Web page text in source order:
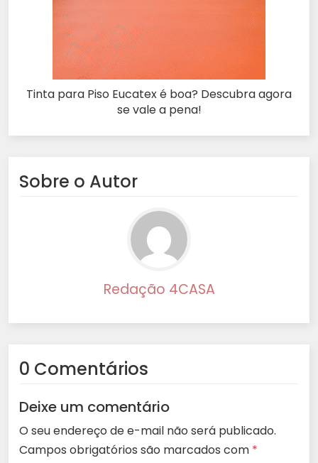
Tinta para Piso Eucatex é boa? Descubra agora
se vale a pena!
Sobre o Autor
Redação 4CASA
0 Comentários
Deixe um comentário
O seu endereço de e-mail não será publicado.
Campos obrigatórios são marcados com *